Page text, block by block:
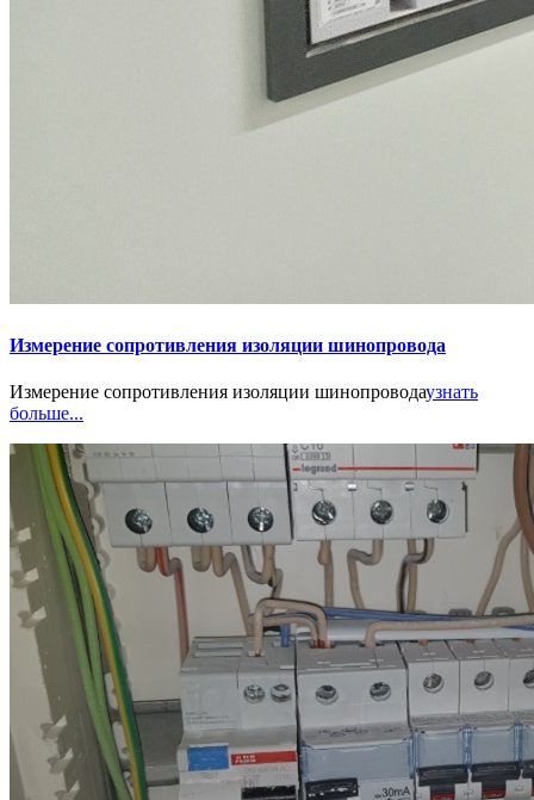
Измерение сопротивления изоляции шинопровода
Измерение сопротивления изоляции шинопроводаузнать
больше...